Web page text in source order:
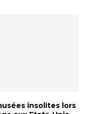
insolites lors